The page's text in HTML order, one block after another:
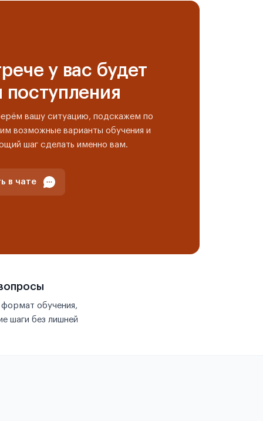
у вас будет
поступления
вашу ситуацию, подскажем по
возможные варианты обучения и
шаг сделать именно вам.
в чате
обучения,
шаги без лишней